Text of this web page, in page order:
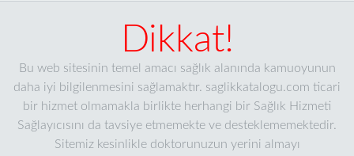
Dikkat!
Bu web sitesinin temel amacı sağlık alanında kamuoyunun
daha iyi bilgilenmesini sağlamaktır. saglikkatalogu.com ticari
bir hizmet olmamakla birlikte herhangi bir Sağlık Hizmeti
Sağlayıcısını da tavsiye etmemekte ve desteklememektedir.
Sitemiz kesinlikle doktorunuzun yerini almayı